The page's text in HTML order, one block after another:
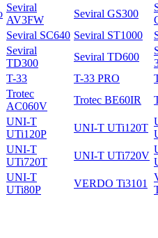
Seviral
AV3FW
Seviral GS300
Seviral SC640 Seviral ST1000
Seviral
TD300
Seviral TD600
T-33 T-33 PRO
Trotec
AC060V
Trotec BE60IR
UNI-T
UTi120P
UNI-T UTi120T
UNI-T
UTi720T
UNI-T UTi720V
UNI-T
UTi80P
VERDO Ti3101